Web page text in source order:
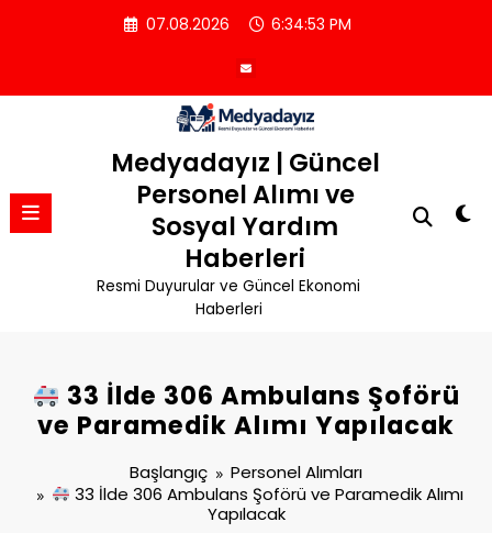
07.08.2026 6:34:54 PM
Medyadayız | Güncel
Personel Alımı ve
Sosyal Yardım
Haberleri
Resmi Duyurular ve Güncel Ekonomi
Haberleri
33 İlde 306 Ambulans Şoförü
ve Paramedik Alımı Yapılacak
Başlangıç
Personel Alımları
33 İlde 306 Ambulans Şoförü ve Paramedik Alımı
Yapılacak